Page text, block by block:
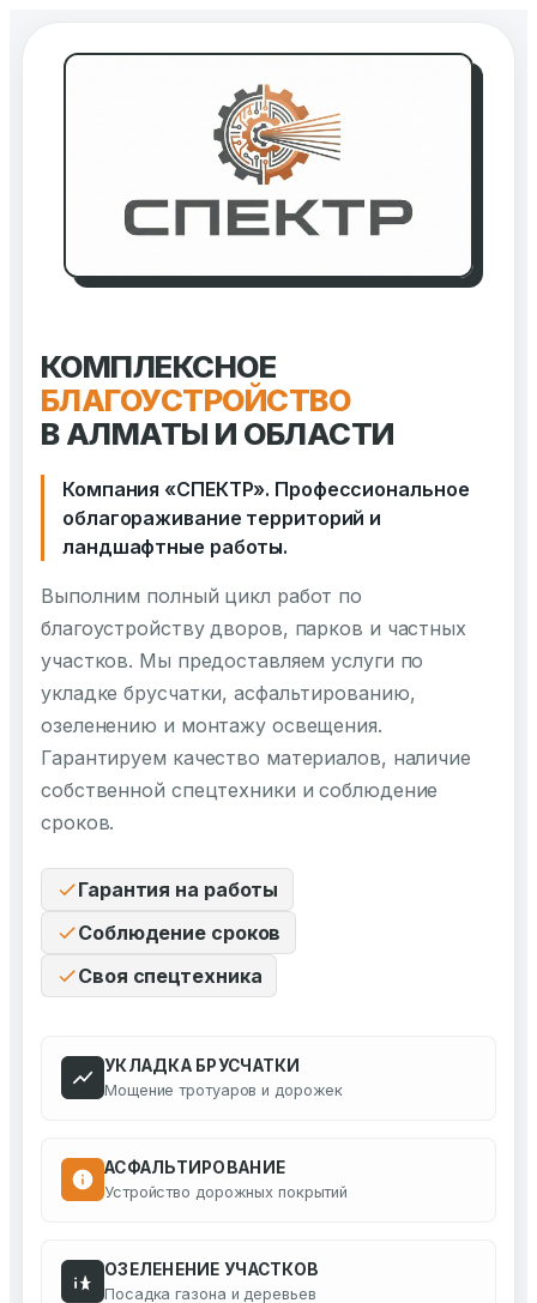
КОМПЛЕКСНОЕ
БЛАГОУСТРОЙСТВО
В АЛМАТЫ И ОБЛАСТИ
Компания «СПЕКТР». Профессиональное
облагораживание территорий и
ландшафтные работы.
Выполним полный цикл работ по
благоустройству дворов, парков и частных
участков. Мы предоставляем услуги по
укладке брусчатки, асфальтированию,
озеленению и монтажу освещения.
Гарантируем качество материалов, наличие
собственной спецтехники и соблюдение
сроков.
Гарантия на работы
Соблюдение сроков
Своя спецтехника
УКЛАДКА БРУСЧАТКИ
Мощение тротуаров и дорожек
АСФАЛЬТИРОВАНИЕ
Устройство дорожных покрытий
ОЗЕЛЕНЕНИЕ УЧАСТКОВ
Посадка газона и деревьев